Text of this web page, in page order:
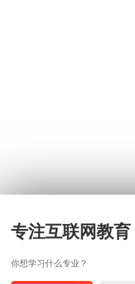
专注互联网教育
你想学习什么专业？